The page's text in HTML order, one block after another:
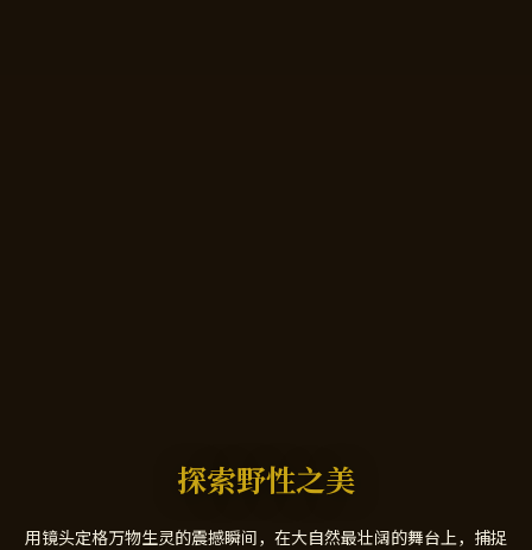
探索野性之美
用镜头定格万物生灵的震撼瞬间，在大自然最壮阔的舞台上，捕捉